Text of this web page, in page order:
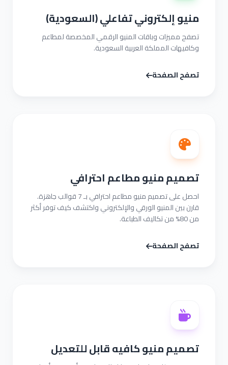
منيو إلكتروني تفاعلي (السعودية)
تصفح مميزات وباقات المنيو الرقمي المخصصة لمطاعم
وكافيهات المملكة العربية السعودية.
تصفح الصفحة
تصميم منيو مطاعم احترافي
احصل على تصميم منيو مطاعم احترافي بـ 7 قوالب جاهزة.
قارن بين المنيو الورقي والإلكتروني واكتشف كيف توفر أكثر
من 80% من تكاليف الطباعة.
تصفح الصفحة
تصميم منيو كافيه قابل للتعديل